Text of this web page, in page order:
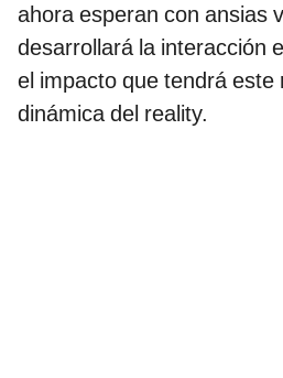
ahora esperan con ansias
desarrollará la interacción
el impacto que tendrá este
dinámica del reality.